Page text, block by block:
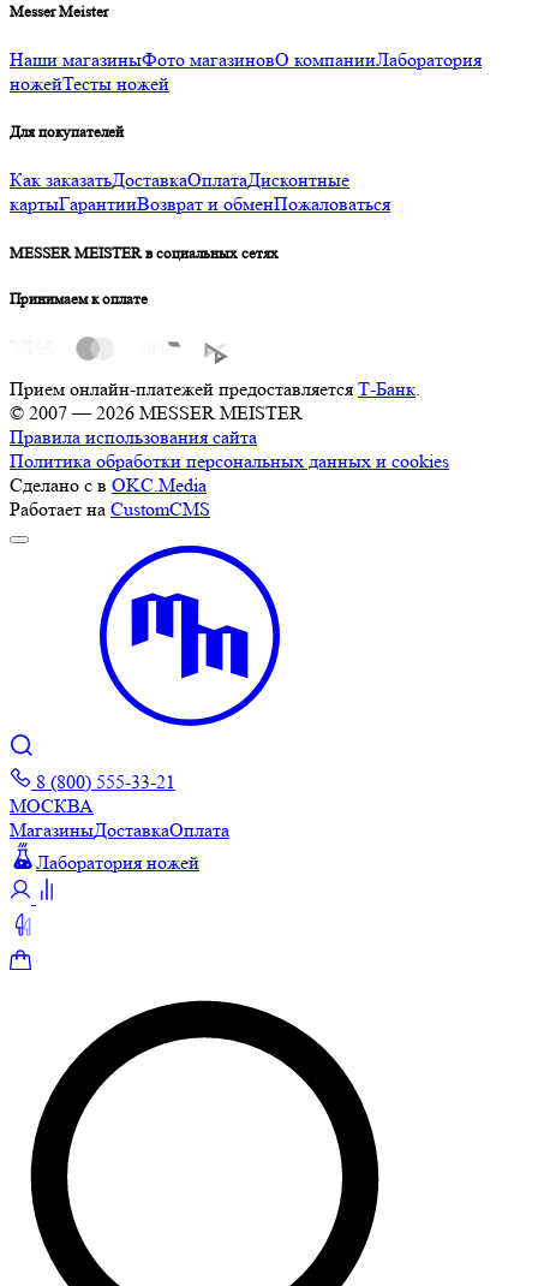
Messer Meister
Наши магазиныФото магазиновО компанииЛаборатория
ножейТесты ножей
Для покупателей
Как заказатьДоставкаОплатаДисконтные
картыГарантииВозврат и обменПожаловаться
MESSER MEISTER в социальных сетях
Принимаем к оплате
Прием онлайн-платежей предоставляется Т-Банк.
© 2007 — 2026 MESSER MEISTER
Правила использования сайта
Политика обработки персональных данных и cookies
Сделано с в OKC.Media
Работает на CustomCMS
8 (800) 555-33-21
МОСКВА
МагазиныДоставкаОплата
Лаборатория ножей